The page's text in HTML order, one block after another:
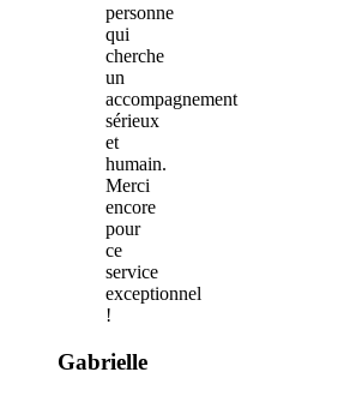
personne
qui
cherche
un
accompagnement
sérieux
et
humain.
Merci
encore
pour
ce
service
exceptionnel
!
Gabrielle